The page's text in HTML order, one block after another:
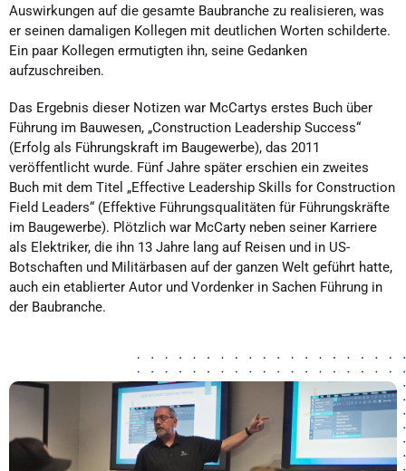
Auswirkungen auf die gesamte Baubranche zu realisieren, was
er seinen damaligen Kollegen mit deutlichen Worten schilderte.
Ein paar Kollegen ermutigten ihn, seine Gedanken
aufzuschreiben.
Das Ergebnis dieser Notizen war McCartys erstes Buch über
Führung im Bauwesen, „Construction Leadership Success“
(Erfolg als Führungskraft im Baugewerbe), das 2011
veröffentlicht wurde. Fünf Jahre später erschien ein zweites
Buch mit dem Titel „Effective Leadership Skills for Construction
Field Leaders“ (Effektive Führungsqualitäten für Führungskräfte
im Baugewerbe). Plötzlich war McCarty neben seiner Karriere
als Elektriker, die ihn 13 Jahre lang auf Reisen und in US-
Botschaften und Militärbasen auf der ganzen Welt geführt hatte,
auch ein etablierter Autor und Vordenker in Sachen Führung in
der Baubranche.